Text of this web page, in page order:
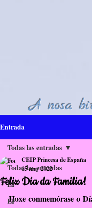
A nosa
Entrada
Todas las entradas
EI
EP
Todas las entradas
Feliz Día da Familia!
CEIP Princesa de España
15 may 2022
Hoxe conmemórase o